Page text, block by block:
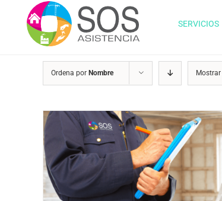
contenido
SERVICIOS
Ordena por Nombre Mostrar